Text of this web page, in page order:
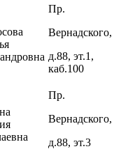
Пр.
Вернадского,
д.88, эт.1,
каб.100
Пр.
Вернадского,
д.88, эт.3